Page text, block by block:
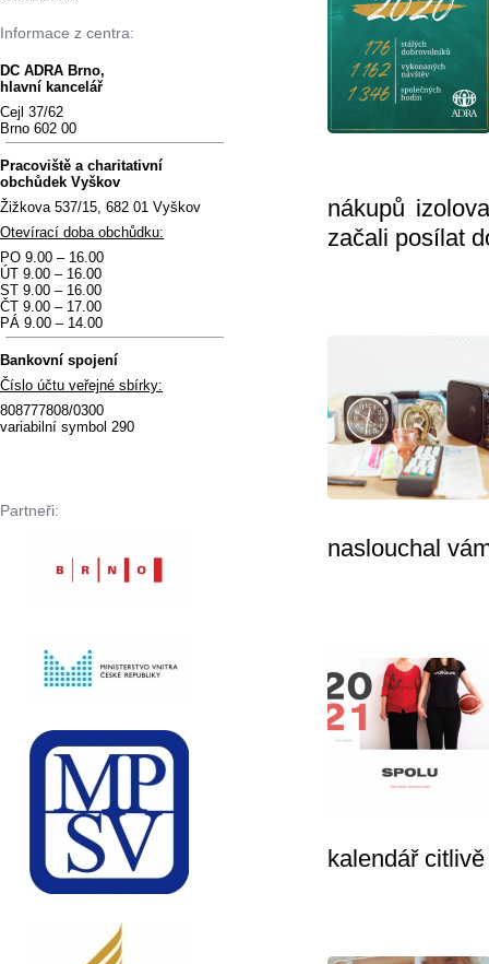
Informace z centra:
DC ADRA Brno,
hlavní kancelář
Cejl 37/62
Brno 602 00
Pracoviště a charitativní
obchůdek Vyškov
Žižkova 537/15, 682 01 Vyškov
Otevírací doba obchůdku:
PO 9.00 – 16.00
ÚT 9.00 – 16.00
ST 9.00 – 16.00
ČT 9.00 – 17.00
PÁ 9.00 – 14.00
Bankovní spojení
Číslo účtu veřejné sbírky:
808777808/0300
variabilní symbol 290
Partneři:
nákupů
začali posílat
naslouchal
kalendář